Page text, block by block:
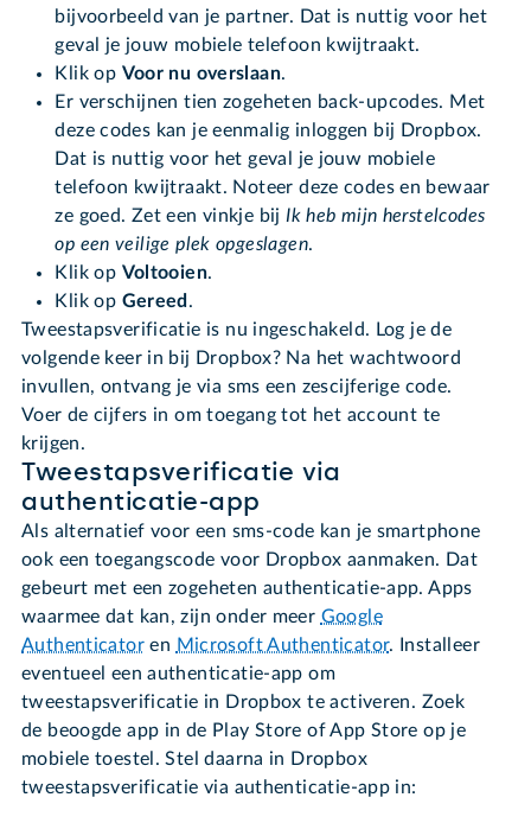
bijvoorbeeld van je partner. Dat is nuttig voor het
geval je jouw mobiele telefoon kwijtraakt.
Klik op Voor nu overslaan.
Er verschijnen tien zogeheten back-upcodes. Met
deze codes kan je eenmalig inloggen bij Dropbox.
Dat is nuttig voor het geval je jouw mobiele
telefoon kwijtraakt. Noteer deze codes en bewaar
ze goed. Zet een vinkje bijIk heb mijn herstelcodes
op een veilige plek opgeslagen.
Klik op Voltooien.
Klik op Gereed .
Tweestapsverificatie is nu ingeschakeld. Log je de
volgende keer in bij Dropbox? Na het wachtwoord
invullen, ontvang je via sms een zescijferige code.
Voer de cijfers in om toegang tot het account te
krijgen.
Tweestapsverificatie via
authenticatie-app
Als alternatief voor een sms-code kan je smartphone
ook een toegangscode voor Dropbox aanmaken. Dat
gebeurt met een zogeheten authenticatie-app. Apps
waarmee dat kan, zijn onder meer Google
Authenticatoren Microsoft Authenticator. Installeer
eventueel een authenticatie-app om
tweestapsverificatie in Dropbox te activeren. Zoek
de beoogde app in de Play Store of App Store op je
mobiele toestel. Stel daarna in Dropbox
tweestapsverificatie via authenticatie-app in: